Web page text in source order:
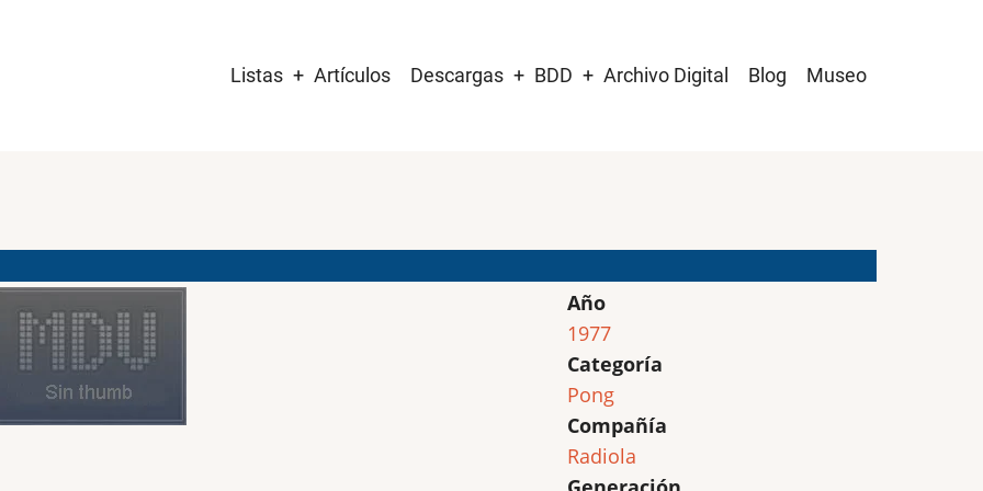
navigation
Listas Artículos Descargas BDD Archivo Digital Blog Museo
Año
1977
Categoría
Pong
Compañía
Radiola